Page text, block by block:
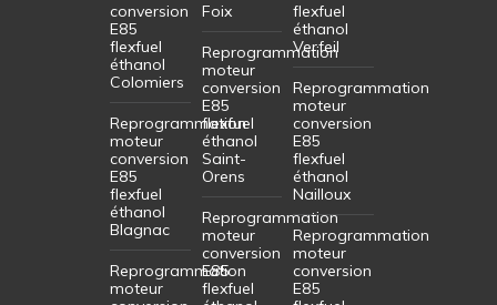
conversion
E85
flexfuel
éthanol
Colomiers
Reprogrammation
moteur
conversion
E85
flexfuel
éthanol
Blagnac
Reprogrammation
moteur
Foix
Reprogrammation
moteur
conversion
E85
flexfuel
éthanol
Saint-
Orens
Reprogrammation
moteur
conversion
E85
flexfuel
flexfuel
éthanol
Verfeil
Reprogrammation
moteur
conversion
E85
flexfuel
éthanol
Nailloux
Reprogrammation
moteur
conversion
E85